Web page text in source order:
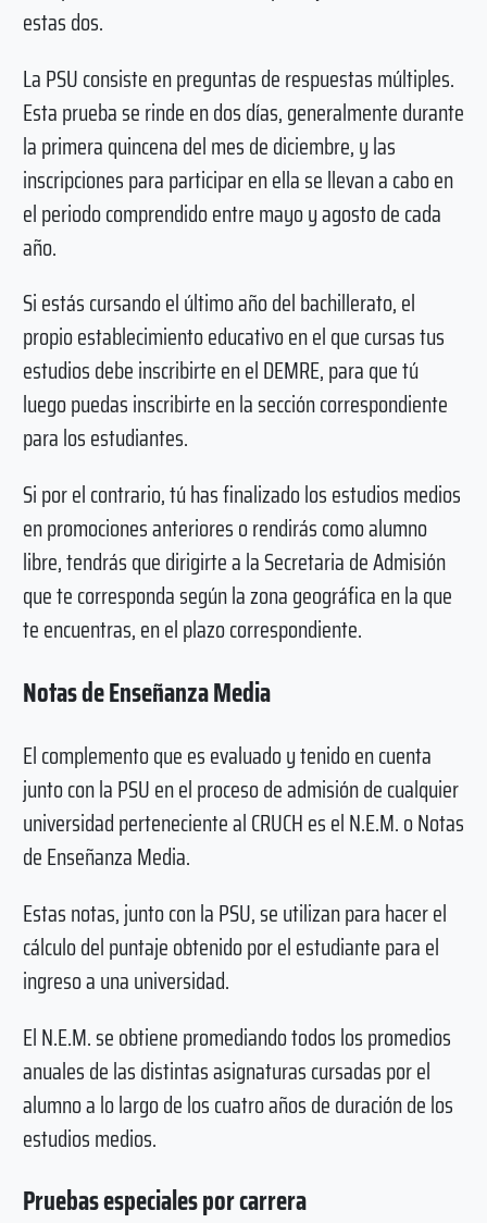
estas dos.
La PSU consiste en preguntas de respuestas múltiples.
Esta prueba se rinde en dos días, generalmente durante
la primera quincena del mes de diciembre, y las
inscripciones para participar en ella se llevan a cabo en
el periodo comprendido entre mayo y agosto de cada
año.
Si estás cursando el último año del bachillerato, el
propio establecimiento educativo en el que cursas tus
estudios debe inscribirte en el DEMRE, para que tú
luego puedas inscribirte en la sección correspondiente
para los estudiantes.
Si por el contrario, tú has finalizado los estudios medios
en promociones anteriores o rendirás como alumno
libre, tendrás que dirigirte a la Secretaria de Admisión
que te corresponda según la zona geográfica en la que
te encuentras, en el plazo correspondiente.
Notas de Enseñanza Media
El complemento que es evaluado y tenido en cuenta
junto con la PSU en el proceso de admisión de cualquier
universidad perteneciente al CRUCH es el N.E.M. o Notas
de Enseñanza Media.
Estas notas, junto con la PSU, se utilizan para hacer el
cálculo del puntaje obtenido por el estudiante para el
ingreso a una universidad.
El N.E.M. se obtiene promediando todos los promedios
anuales de las distintas asignaturas cursadas por el
alumno a lo largo de los cuatro años de duración de los
estudios medios.
Pruebas especiales por carrera